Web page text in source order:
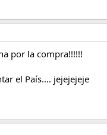
por la compra!!!!!!
el País.... jejejejeje